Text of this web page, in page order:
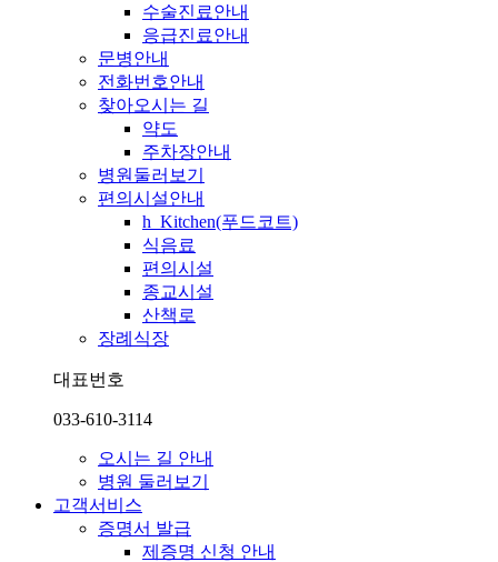
수술진료안내
응급진료안내
문병안내
전화번호안내
찾아오시는 길
약도
주차장안내
병원둘러보기
편의시설안내
h_Kitchen(푸드코트)
식음료
편의시설
종교시설
산책로
장례식장
대표번호
033-610-3114
오시는 길 안내
병원 둘러보기
고객서비스
증명서 발급
제증명 신청 안내